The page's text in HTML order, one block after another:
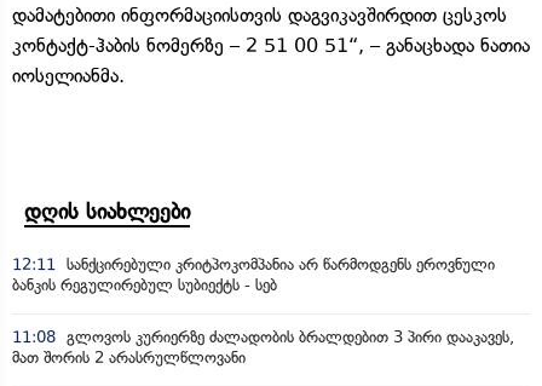
დამატებითი ინფორმაციისთვის დაგვიკავშირდით ცესკოს
კონტაქტ-ჰაბის ნომერზე – 2 51 00 51“, – განაცხადა ნათია
იოსელიანმა.
დღის სიახლეები
12:11
სანქცირებული კრიტპოკომპანია არ წარმოდგენს ეროვნული
ბანკის რეგულირებულ სუბიექტს - სებ
11:08 გლოვოს კურიერზე ძალადობის ბრალდებით 3 პირი დააკავეს,
მათ შორის 2 არასრულწლოვანი